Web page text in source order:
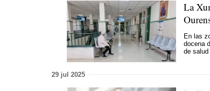
La
En las
docena
de
29 jul 2025